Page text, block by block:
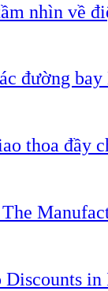
nhìn về
đường
thoa đầy